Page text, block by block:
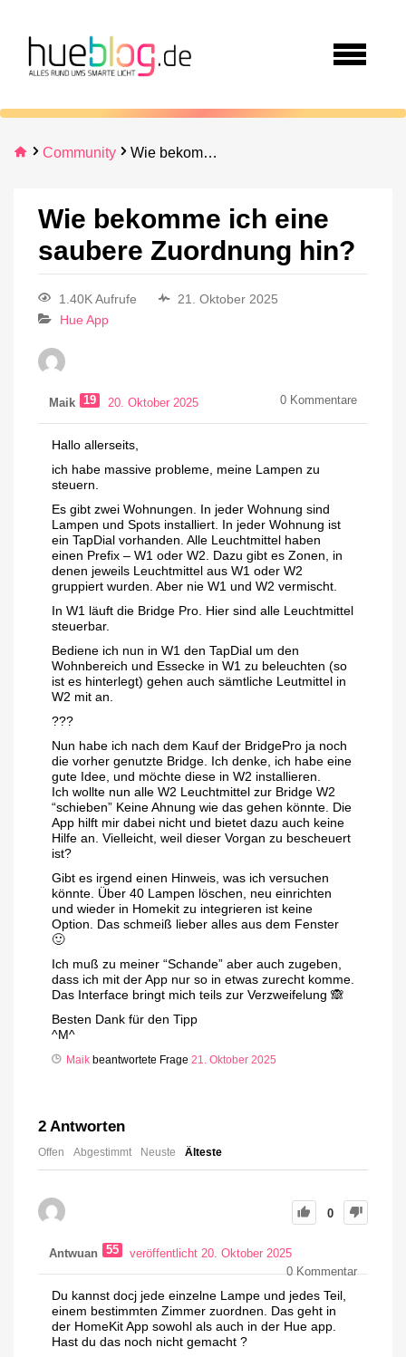
Community Wie bekomme ich eine saubere Zuordnung hin?
Wie bekomme ich eine
saubere Zuordnung hin?
1.40K Aufrufe
21. Oktober 2025
Hue App
Maik 19 20. Oktober 2025 0 Kommentare
Hallo allerseits,
ich habe massive probleme, meine Lampen zu
steuern.
Es gibt zwei Wohnungen. In jeder Wohnung sind
Lampen und Spots installiert. In jeder Wohnung ist
ein TapDial vorhanden. Alle Leuchtmittel haben
einen Prefix – W1 oder W2. Dazu gibt es Zonen, in
denen jeweils Leuchtmittel aus W1 oder W2
gruppiert wurden. Aber nie W1 und W2 vermischt.
In W1 läuft die Bridge Pro. Hier sind alle Leuchtmittel
steuerbar.
Bediene ich nun in W1 den TapDial um den
Wohnbereich und Essecke in W1 zu beleuchten (so
ist es hinterlegt) gehen auch sämtliche Leutmittel in
W2 mit an.
???
Nun habe ich nach dem Kauf der BridgePro ja noch
die vorher genutzte Bridge. Ich denke, ich habe eine
gute Idee, und möchte diese in W2 installieren.
Ich wollte nun alle W2 Leuchtmittel zur Bridge W2
“schieben” Keine Ahnung wie das gehen könnte. Die
App hilft mir dabei nicht und bietet dazu auch keine
Hilfe an. Vielleicht, weil dieser Vorgan zu bescheuert
ist?
Gibt es irgend einen Hinweis, was ich versuchen
könnte. Über 40 Lampen löschen, neu einrichten
und wieder in Homekit zu integrieren ist keine
Option. Das schmeiß lieber alles aus dem Fenster
🙂
Ich muß zu meiner “Schande” aber auch zugeben,
dass ich mit der App nur so in etwas zurecht komme.
Das Interface bringt mich teils zur Verzweifelung 🙈
Besten Dank für den Tipp
^M^
Maik beantwortete Frage 21. Oktober 2025
2 Antworten
Offen Abgestimmt Neuste Älteste
0
Antwuan 55
veröffentlicht 20. Oktober 2025
0Kommentar
Du kannst docj jede einzelne Lampe und jedes Teil,
einem bestimmten Zimmer zuordnen. Das geht in
der HomeKit App sowohl als auch in der Hue app.
Hast du das noch nicht gemacht ?